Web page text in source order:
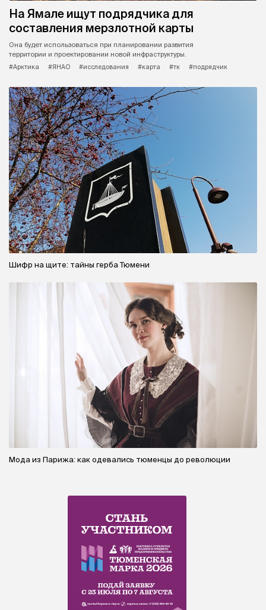
На Ямале ищут подрядчика для
составления мерзлотной карты
Она будет использоваться при планировании развития
территории и проектировании новой инфраструктуры.
#Арктика
#ЯНАО #исследования #карта #тк #подрядчик
Шифр на щите: тайны герба Тюмени
Мода из Парижа: как одевались тюменцы до революции